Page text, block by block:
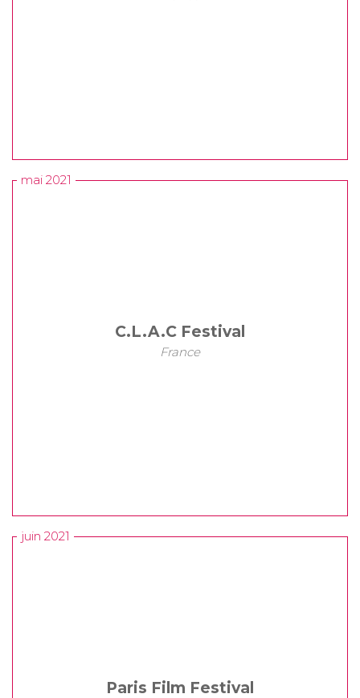
mai 2021
C.L.A.C Festival
France
juin 2021
Paris Film Festival